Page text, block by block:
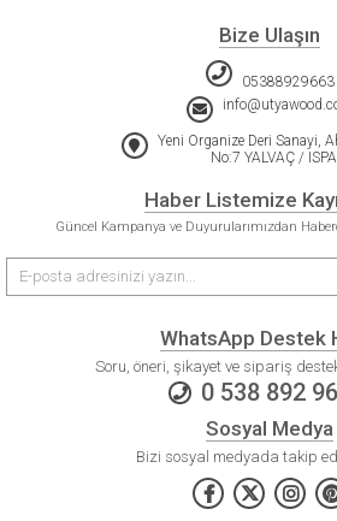
Bize Ulaşın
05388929663
Yeni Organize Deri Sanayi,
No:7 YALVAÇ /
Haber Listemize
Güncel Kampanya ve Duyurularımızdan
WhatsApp Destek
Soru, öneri, şikayet ve sipariş
0 538 892
Sosyal Medya
Bizi sosyal medyada takip